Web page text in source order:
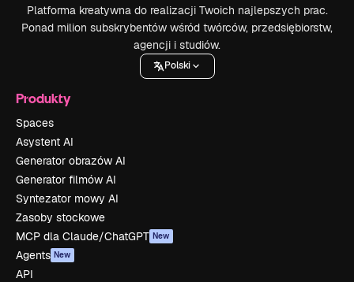
Platforma kreatywna do realizacji Twoich najlepszych prac.
Ponad milion subskrybentów wśród twórców, przedsiębiorstw,
agencji i studiów.
Polski
Produkty
Spaces
Asystent AI
Generator obrazów AI
Generator filmów AI
Syntezator mowy AI
Zasoby stockowe
MCP dla Claude/ChatGPT New
Agents New
API